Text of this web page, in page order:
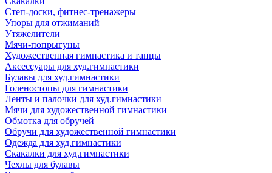
Степ-доски, фитнес-тренажеры
Упоры для отжиманий
Утяжелители
Мячи-попрыгуны
Художественная гимнастика и танцы
Аксессуары для худ.гимнастики
Булавы для худ.гимнастики
Голеностопы для гимнастики
Ленты и палочки для худ.гимнастики
Мячи для художественной гимнастики
Обмотка для обручей
Обручи для художественной гимнастики
Одежда для худ.гимнастики
Скакалки для худ.гимнастики
Чехлы для булавы